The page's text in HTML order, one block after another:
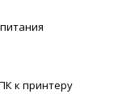
к принтеру